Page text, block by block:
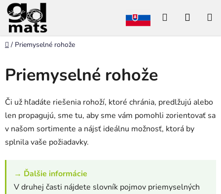
Prejsť
na
obsah
Hľadať
Domov
/ Priemyselné rohože
Priemyselné rohože
Či už hľadáte riešenia rohoží, ktoré chránia, predlžujú alebo
len propagujú, sme tu, aby sme vám pomohli zorientovať sa
v našom sortimente a nájsť ideálnu možnosť, ktorá by
splnila vaše požiadavky.
→ Ďalšie informácie
V druhej časti nájdete slovník pojmov priemyselných